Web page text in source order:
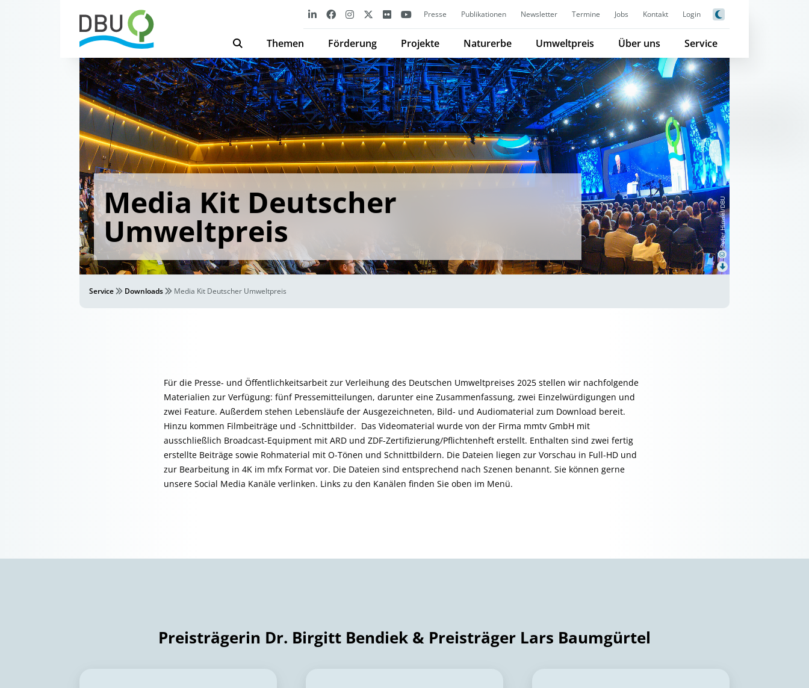
Presse Publikationen Newsletter Termine Jobs Kontakt Login
Themen Förderung Projekte Naturerbe Umweltpreis Über uns Service
©
Peter Himsel/DBU
Media Kit Deutscher
Umweltpreis
Service Downloads Media Kit Deutscher Umweltpreis
Für die Presse- und Öffentlichkeitsarbeit zur Verleihung des Deutschen Umweltpreises 2025 stellen wir nachfolgende
Materialien zur Verfügung: fünf Pressemitteilungen, darunter eine Zusammenfassung, zwei Einzelwürdigungen und
zwei Feature. Außerdem stehen Lebensläufe der Ausgezeichneten, Bild- und Audiomaterial zum Download bereit.
Hinzu kommen Filmbeiträge und -Schnittbilder. Das Videomaterial wurde von der Firma mmtv GmbH mit
ausschließlich Broadcast-Equipment mit ARD und ZDF-Zertifizierung/Pflichtenheft erstellt. Enthalten sind zwei fertig
erstellte Beiträge sowie Rohmaterial mit O-Tönen und Schnittbildern. Die Dateien liegen zur Vorschau in Full-HD und
zur Bearbeitung in 4K im mfx Format vor. Die Dateien sind entsprechend nach Szenen benannt. Sie können gerne
unsere Social Media Kanäle verlinken. Links zu den Kanälen finden Sie oben im Menü.
Preisträgerin Dr. Birgitt Bendiek & Preisträger Lars Baumgürtel